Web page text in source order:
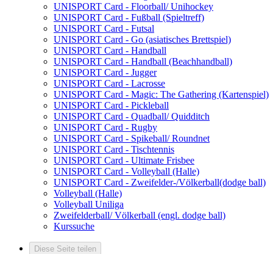
UNISPORT Card - Floorball/ Unihockey
UNISPORT Card - Fußball (Spieltreff)
UNISPORT Card - Futsal
UNISPORT Card - Go (asiatisches Brettspiel)
UNISPORT Card - Handball
UNISPORT Card - Handball (Beachhandball)
UNISPORT Card - Jugger
UNISPORT Card - Lacrosse
UNISPORT Card - Magic: The Gathering (Kartenspiel)
UNISPORT Card - Pickleball
UNISPORT Card - Quadball/ Quidditch
UNISPORT Card - Rugby
UNISPORT Card - Spikeball/ Roundnet
UNISPORT Card - Tischtennis
UNISPORT Card - Ultimate Frisbee
UNISPORT Card - Volleyball (Halle)
UNISPORT Card - Zweifelder-/Völkerball(dodge ball)
Volleyball (Halle)
Volleyball Uniliga
Zweifelderball/ Völkerball (engl. dodge ball)
Kurssuche
Diese Seite teilen